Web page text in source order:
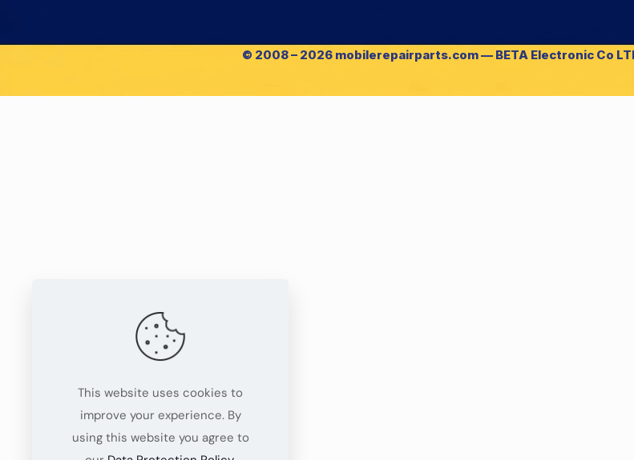
© 2008 – 2026 mobilerepairparts.com — BETA Electronic Co
This website uses cookies to
improve your experience. By
using this website you agree to